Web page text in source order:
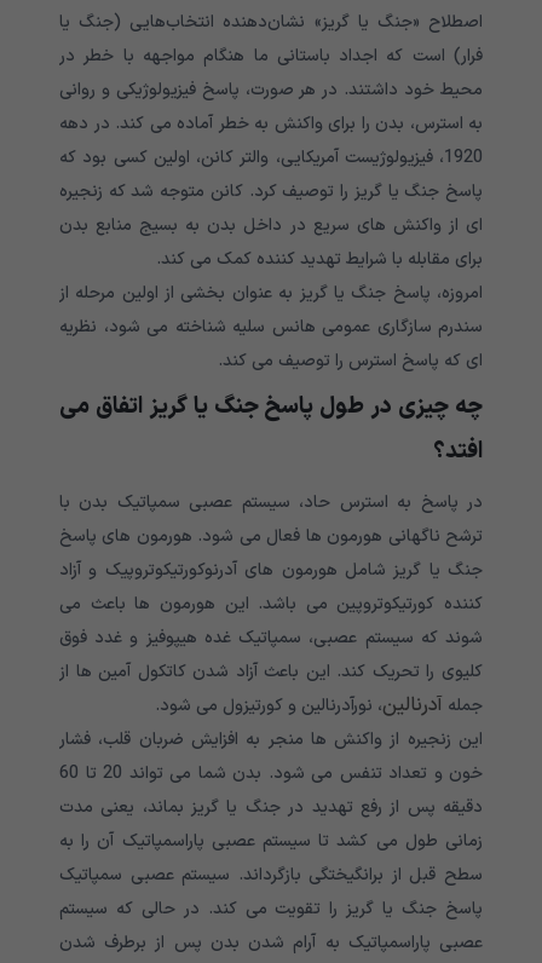
اصطلاح «جنگ یا گریز» نشان‌دهنده انتخاب‌هایی (جنگ یا
فرار) است که اجداد باستانی ما هنگام مواجهه با خطر در
محیط خود داشتند. در هر صورت، پاسخ فیزیولوژیکی و روانی
به استرس، بدن را برای واکنش به خطر آماده می کند. در دهه
1920، فیزیولوژیست آمریکایی، والتر کانن، اولین کسی بود که
پاسخ جنگ یا گریز را توصیف کرد. کانن متوجه شد که زنجیره
ای از واکنش های سریع در داخل بدن به بسیج منابع بدن
برای مقابله با شرایط تهدید کننده کمک می کند.
امروزه، پاسخ جنگ یا گریز به عنوان بخشی از اولین مرحله از
سندرم سازگاری عمومی هانس سلیه شناخته می شود، نظریه
ای که پاسخ استرس را توصیف می کند.
چه چیزی در طول پاسخ جنگ یا گریز اتفاق می
افتد؟
در پاسخ به استرس حاد، سیستم عصبی سمپاتیک بدن با
ترشح ناگهانی هورمون ها فعال می شود. هورمون های پاسخ
جنگ یا گریز شامل هورمون های آدرنوکورتیکوتروپیک و آزاد
کننده کورتیکوتروپین می باشد. این هورمون ها باعث می
شوند که سیستم عصبی، سمپاتیک غده هیپوفیز و غدد فوق
کلیوی را تحریک کند. این باعث آزاد شدن کاتکول آمین ها از
جمله آدرنالین، نورآدرنالین و کورتیزول می شود.
این زنجیره از واکنش ها منجر به افزایش ضربان قلب، فشار
خون و تعداد تنفس می شود. بدن شما می تواند 20 تا 60
دقیقه پس از رفع تهدید در جنگ یا گریز بماند، یعنی مدت
زمانی طول می کشد تا سیستم عصبی پاراسمپاتیک آن را به
سطح قبل از برانگیختگی بازگرداند. سیستم عصبی سمپاتیک
پاسخ جنگ یا گریز را تقویت می کند. در حالی که سیستم
عصبی پاراسمپاتیک به آرام شدن بدن پس از برطرف شدن